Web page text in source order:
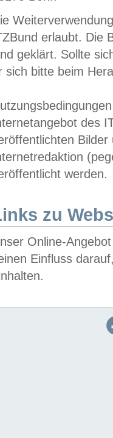
erlaubt. Die
geklärt. Sollte
sich bitte beim
des
werden.
zu
Online-
Einfluss